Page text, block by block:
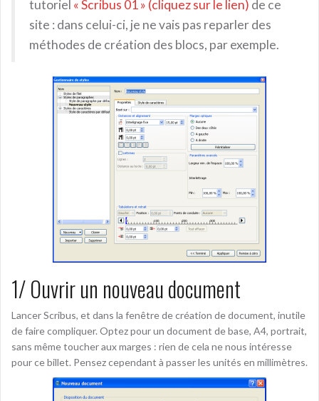
tutoriel « Scribus 01 » (cliquez sur le lien) de ce
site : dans celui-ci, je ne vais pas reparler des
méthodes de création des blocs, par exemple.
1/ Ouvrir un nouveau document
Lancer Scribus, et dans la fenêtre de création de document, inutile
de faire compliquer. Optez pour un document de base, A4, portrait,
sans même toucher aux marges : rien de cela ne nous intéresse
pour ce billet. Pensez cependant à passer les unités en millimètres.